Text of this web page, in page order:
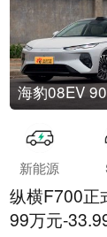
海豹08EV
新能源
纵横F700正
99万元-